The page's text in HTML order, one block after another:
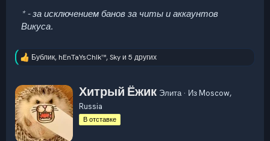
* - за исключением банов за читы и аккаунтов
Викуса.
Р
к
ц
и
:
Бублик, hEnTaYsChIk™,Skyи 5 других
А
в
т
Хитрый Ёжик Элита · ИзMoscow,
Russia
В отставке